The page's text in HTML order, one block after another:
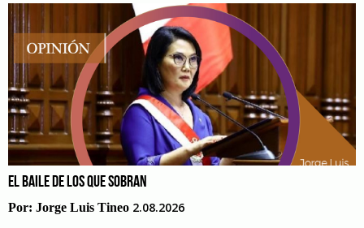
EL BAILE DE LOS QUE SOBRAN
Por: Jorge Luis Tineo 2.08.2026